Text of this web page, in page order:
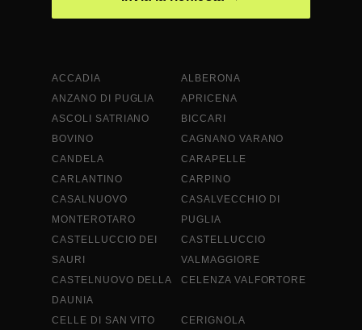
ACCADIA
ALBERONA
ANZANO DI PUGLIA
APRICENA
ASCOLI SATRIANO
BICCARI
BOVINO
CAGNANO VARANO
CANDELA
CARAPELLE
CARLANTINO
CARPINO
CASALNUOVO
MONTEROTARO
CASALVECCHIO DI
PUGLIA
CASTELLUCCIO DEI
SAURI
CASTELLUCCIO
VALMAGGIORE
CASTELNUOVO DELLA
DAUNIA
CELENZA VALFORTORE
CELLE DI SAN VITO
CERIGNOLA